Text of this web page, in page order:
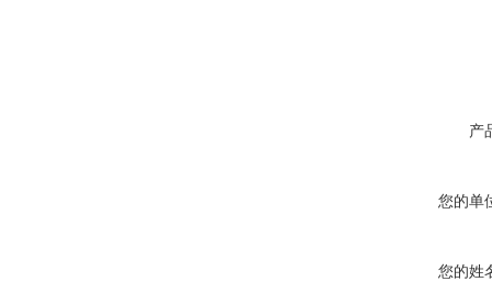
产
您的单
您的姓